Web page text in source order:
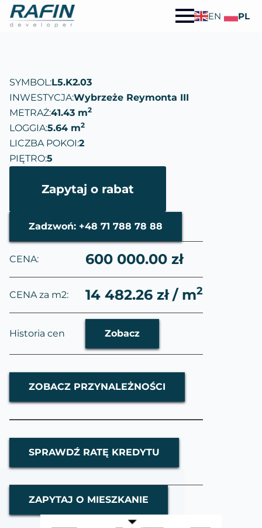
EN PL
SYMBOL:L5.K2.03
INWESTYCJA:Wybrzeże Reymonta III
METRAŻ:41.43 m2
LOGGIA:5.64 m2
LICZBA POKOI:2
PIĘTRO:5
Zapytaj o rabat
Zadzwoń: +48 71 788 78 88
CENA: 600 000.00 zł
CENA za m2: 14 482.26 zł / m2
Historia cen Zobacz
ZOBACZ PRZYNALEŻNOŚCI
SPRAWDŹ RATĘ KREDYTU
ZAPYTAJ O MIESZKANIE